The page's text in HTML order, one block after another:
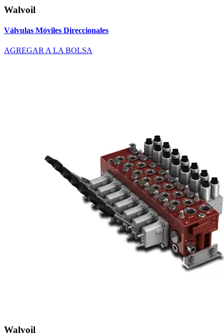
Walvoil
Válvulas Móviles Direccionales
AGREGAR A LA BOLSA
Walvoil